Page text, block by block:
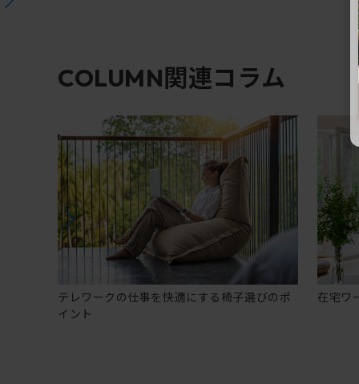
COLUMN関連コラム
テレワークの仕事を快適にする椅子選びのポ
イント
在宅ワ